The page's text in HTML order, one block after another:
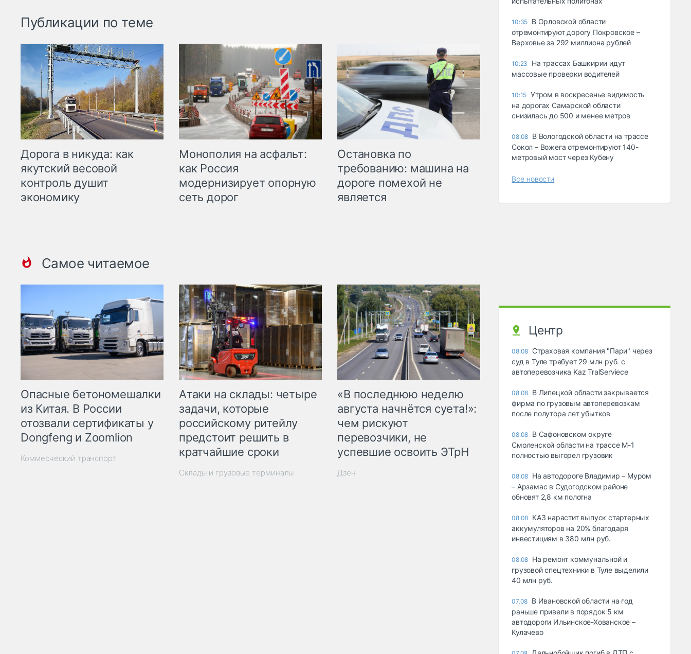
Публикации по теме
Дорога в никуда: как
якутский весовой
контроль душит
экономику
Монополия на асфальт:
как Россия
модернизирует опорную
сеть дорог
Остановка по
требованию: машина на
дороге помехой не
является
Самое читаемое
Опасные бетономешалки
из Китая. В России
отозвали сертификаты у
Dongfeng и Zoomlion
Коммерческий транспорт
Атаки на склады: четыре
задачи, которые
российскому ритейлу
предстоит решить в
кратчайшие сроки
Склады и грузовые терминалы
«В последнюю неделю
августа начнётся суета!»:
чем рискуют
перевозчики, не
успевшие освоить ЭТрН
Дзен
10:35 В Орловской области
отремонтируют дорогу Покровское –
Верховье за 292 миллиона рублей
10:23
На трассах Башкирии идут
массовые проверки водителей
10:15 Утром в воскресенье видимость
на дорогах Самарской области
снизилась до 500 и менее метров
08.08 В Вологодской области на трассе
Сокол – Вожега отремонтируют 140-
метровый мост через Кубену
Все новости
Центр
08.08 Страховая компания "Пари" через
суд в Туле требует 29 млн руб. с
автоперевозчика Kaz TralServiece
08.08 В Липецкой области закрывается
фирма по грузовым автоперевозкам
после полутора лет убытков
08.08 В Сафоновском округе
Смоленской области на трассе М-1
полностью выгорел грузовик
08.08 На автодороге Владимир – Муром
– Арзамас в Судогодском районе
обновят 2,8 км полотна
08.08 КАЗ нарастит выпуск стартерных
аккумуляторов на 20% благодаря
инвестициям в 380 млн руб.
08.08 На ремонт коммунальной и
грузовой спецтехники в Туле выделили
40 млн руб.
07.08 В Ивановской области на год
раньше привели в порядок 5 км
автодороги Ильинское-Хованское –
Кулачево